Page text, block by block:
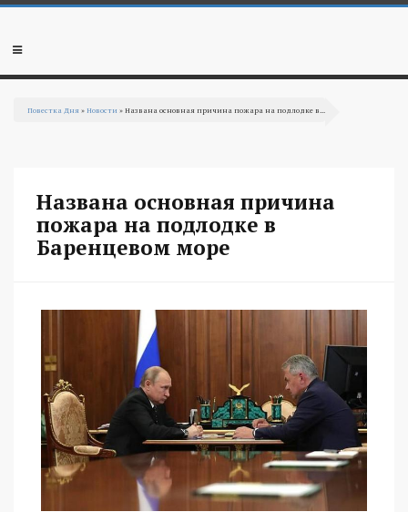
Перейти к основному содержанию
Мобильное
Повестка Дня »Новости » Названа основная причина пожара на подлодке в...
Названа основная причина
пожара на подлодке в
Баренцевом море